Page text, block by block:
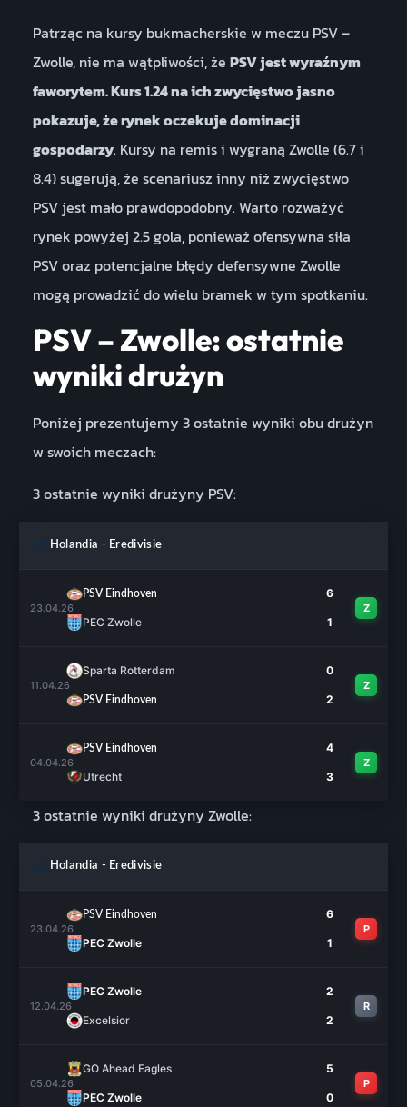
Patrząc na kursy bukmacherskie w meczu PSV –
Zwolle, nie ma wątpliwości, że PSV jest wyraźnym
faworytem. Kurs 1.24 na ich zwycięstwo jasno
pokazuje, że rynek oczekuje dominacji
gospodarzy. Kursy na remis i wygraną Zwolle (6.7 i
8.4) sugerują, że scenariusz inny niż zwycięstwo
PSV jest mało prawdopodobny. Warto rozważyć
rynek powyżej 2.5 gola, ponieważ ofensywna siła
PSV oraz potencjalne błędy defensywne Zwolle
mogą prowadzić do wielu bramek w tym spotkaniu.
PSV – Zwolle: ostatnie
wyniki drużyn
Poniżej prezentujemy 3 ostatnie wyniki obu drużyn
w swoich meczach:
3 ostatnie wyniki drużyny PSV:
Holandia - Eredivisie
23.04.26
PSV Eindhoven
PEC Zwolle
6
1
Z
11.04.26
Sparta Rotterdam
PSV Eindhoven
0
2
Z
04.04.26
PSV Eindhoven
Utrecht
4
3
Z
3 ostatnie wyniki drużyny Zwolle:
Holandia - Eredivisie
23.04.26
PSV Eindhoven
PEC Zwolle
6
1
P
12.04.26
PEC Zwolle
Excelsior
2
2
R
05.04.26
GO Ahead Eagles
PEC Zwolle
5
0
P